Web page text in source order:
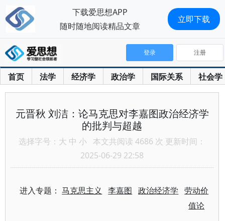
首页 法学 经济学 政治学 国际关系 社会学
登录 注册
元晋秋 刘洁：论马克思对李嘉图政治经济学
的批判与超越
选择字号： 大 中 小 本文共阅读 4686 次 更新时间：
2025-06-29 22:58
进入专题：马克思主义 李嘉图 政治经济学
劳动价
值论
下载爱思想APP
随时随地阅读精品文章
立即下载